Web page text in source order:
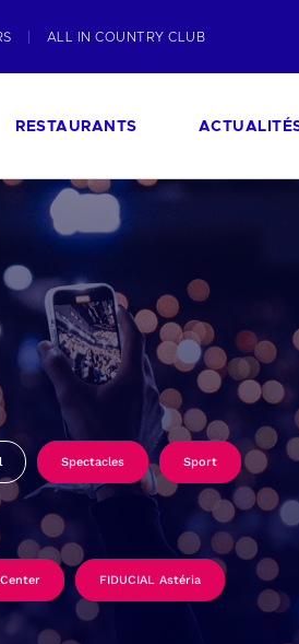
ALL IN COUNTRY CLUB
RESTAURANTS
Spectacles Sport
FIDUCIAL Astéria